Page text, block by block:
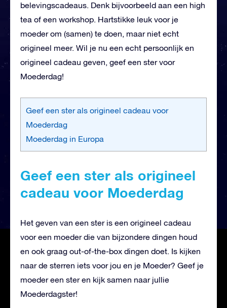
belevingscadeaus. Denk bijvoorbeeld aan een high
tea of een workshop. Hartstikke leuk voor je
moeder om (samen) te doen, maar niet echt
origineel meer. Wil je nu een echt persoonlijk en
origineel cadeau geven, geef een ster voor
Moederdag!
Geef een ster als origineel cadeau voor
Moederdag
Moederdag in Europa
Geef een ster als origineel
cadeau voor Moederdag
Het geven van een ster is een origineel cadeau
voor een moeder die van bijzondere dingen houd
en ook graag out-of-the-box dingen doet. Is kijken
naar de sterren iets voor jou en je Moeder? Geef je
moeder een ster en kijk samen naar jullie
Moederdagster!